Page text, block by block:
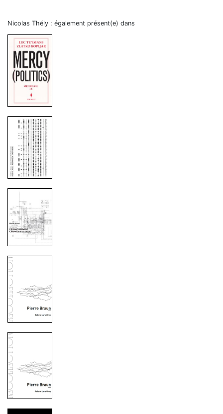
Nicolas Thély : également présent(e) dans